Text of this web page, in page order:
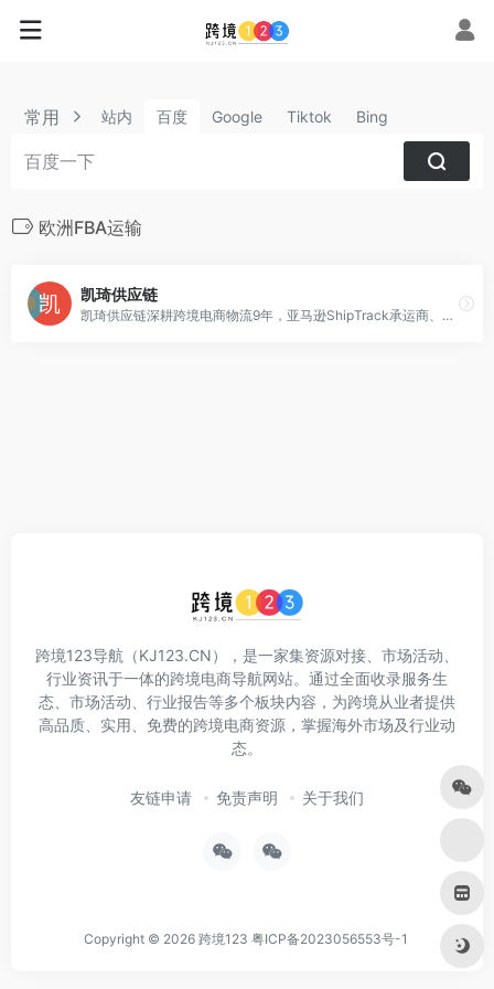
常用 站内 百度 Google Tiktok Bing
欧洲FBA运输
凯琦供应链
凯琦供应链深耕跨境电商物流9年，亚马逊ShipTrack承运商、亚马逊SPN服务商，是盐田定提行业首创者、FBA头程物流十强企业。专注于亚马逊FBA头程物流，美国FBA海运、FBA海运整柜/拼箱、北美FBA物流运输、加拿大FBA运输、欧洲FBA运输、海外仓等服务。
跨境123导航（KJ123.CN），是一家集资源对接、市场活动、
行业资讯于一体的跨境电商导航网站。通过全面收录服务生
态、市场活动、行业报告等多个板块内容，为跨境从业者提供
高品质、实用、免费的跨境电商资源，掌握海外市场及行业动
态。
友链申请 免责声明 关于我们
Copyright © 2026 跨境123 粤ICP备2023056553号-1